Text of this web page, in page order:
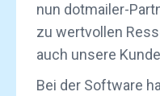
nun dotmailer-
zu wertvollen
auch unsere
Bei der Software